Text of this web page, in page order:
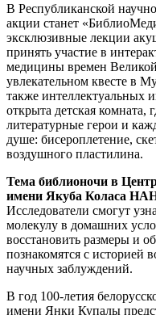
В Республиканской
акции станет
эксклюзивные лекции
принять участие в
медицины времен
увлекательном квесте в
также интеллектуальных
открыта детская комната,
литературные герои и
душе: бисероплетение,
воздушного пластилина.
Тема библионочи в
имени Якуба Коласа
Исследователи смогут
молекулу в домашних
восстановить размеры и
познакомятся с историей
научных заблуждений.
В год 100-летия
имени Янки Купалы